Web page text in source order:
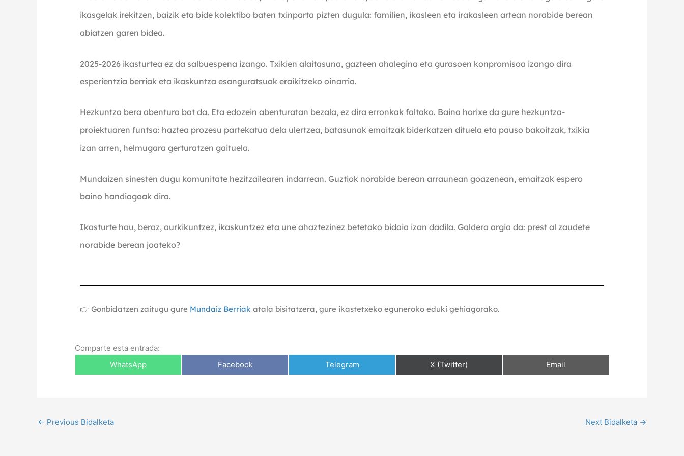
ikasgelak irekitzen, baizik eta bide kolektibo baten txinparta pizten dugula: familien, ikasleen eta irakasleen artean norabide berean
abiatzen garen bidea.
2025-2026 ikasturtea ez da salbuespena izango. Txikien alaitasuna, gazteen ahalegina eta gurasoen konpromisoa izango dira
esperientzia berriak eta ikaskuntza esanguratsuak eraikitzeko oinarria.
Hezkuntza bera abentura bat da. Eta edozein abenturatan bezala, ez dira erronkak faltako. Baina horixe da gure hezkuntza-
proiektuaren funtsa: haztea prozesu partekatua dela ulertzea, batasunak emaitzak biderkatzen dituela eta pauso bakoitzak, txikia
izan arren, helmugara gerturatzen gaituela.
Mundaizen sinesten dugu komunitate hezitzailearen indarrean. Guztiok norabide berean arraunean goazenean, emaitzak espero
baino handiagoak dira.
Ikasturte hau, beraz, aurkikuntzez, ikaskuntzez eta une ahaztezinez betetako bidaia izan dadila. Galdera argia da: prest al zaudete
norabide berean joateko?
👉 Gonbidatzen zaitugu gure Mundaiz Berriak atala bisitatzera, gure ikastetxeko eguneroko eduki gehiagorako.
Comparte esta entrada:
WhatsApp Facebook Telegram X (Twitter) Email
← Previous Bidalketa Next Bidalketa →